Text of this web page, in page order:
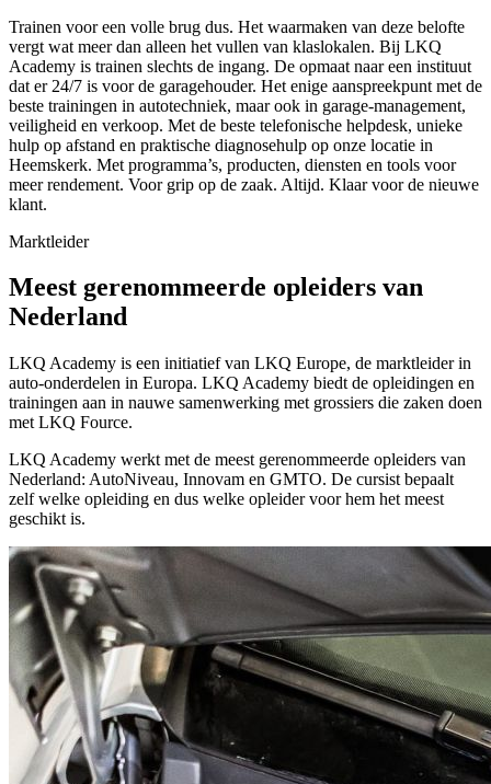
Trainen voor een volle brug dus. Het waarmaken van deze belofte
vergt wat meer dan alleen het vullen van klaslokalen. Bij LKQ
Academy is trainen slechts de ingang. De opmaat naar een instituut
dat er 24/7 is voor de garagehouder. Het enige aanspreekpunt met de
beste trainingen in autotechniek, maar ook in garage-management,
veiligheid en verkoop. Met de beste telefonische helpdesk, unieke
hulp op afstand en praktische diagnosehulp op onze locatie in
Heemskerk. Met programma’s, producten, diensten en tools voor
meer rendement. Voor grip op de zaak. Altijd. Klaar voor de nieuwe
klant.
Marktleider
Meest gerenommeerde opleiders van
Nederland
LKQ Academy is een initiatief van LKQ Europe, de marktleider in
auto-onderdelen in Europa. LKQ Academy biedt de opleidingen en
trainingen aan in nauwe samenwerking met grossiers die zaken doen
met LKQ Fource.
LKQ Academy werkt met de meest gerenommeerde opleiders van
Nederland: AutoNiveau, Innovam en GMTO. De cursist bepaalt
zelf welke opleiding en dus welke opleider voor hem het meest
geschikt is.